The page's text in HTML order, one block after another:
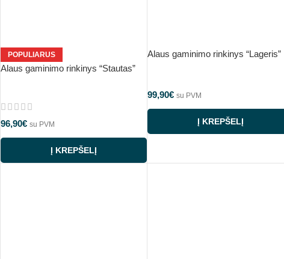
POPULIARUS
Alaus gaminimo rinkinys “Stautas”
96,90€ su PVM
Į KREPŠELĮ
Alaus gaminimo rinkinys “Lageris”
99,90€ su PVM
Į KREPŠELĮ